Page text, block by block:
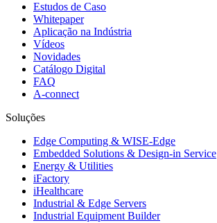
Estudos de Caso
Whitepaper
Aplicação na Indústria
Vídeos
Novidades
Catálogo Digital
FAQ
A-connect
Soluções
Edge Computing & WISE-Edge
Embedded Solutions & Design-in Service
Energy & Utilities
iFactory
iHealthcare
Industrial & Edge Servers
Industrial Equipment Builder